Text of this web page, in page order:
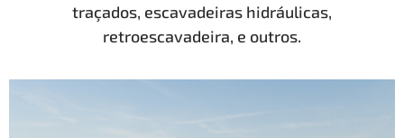
traçados, escavadeiras hidráulicas,
retroescavadeira, e outros.